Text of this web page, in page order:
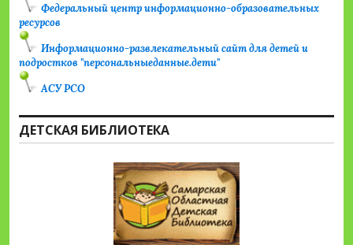
Федеральный центр информационно-образовательных
ресурсов
Информационно-развлекательный сайт для детей и
подростков "персональныеданные.дети"
АСУ РСО
ДЕТСКАЯ БИБЛИОТЕКА